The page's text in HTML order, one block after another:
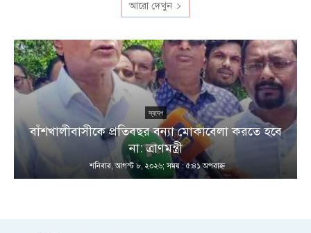
আরো দেখুন
স্বদেশ
বাঁশখালীবাসীকে প্রতিবছর বন্যা মোকাবেলা করতে হবে
না: ত্রাণমন্ত্রী
শনিবার, আগস্ট ৮, ২০২৬; সময় : ৫:৪১ অপরাহ্ণ